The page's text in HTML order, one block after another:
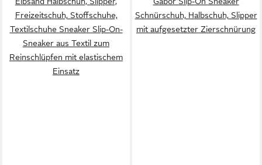
Freizeitschuh, Stoffschuhe,
Textilschuhe Sneaker Slip-On-
Sneaker aus Textil zum
Reinschlüpfen mit elastischem
Einsatz
Schnürschuh, Halbschuh, Slipper
mit aufgesetzter Zierschnürung